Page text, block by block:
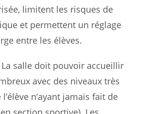
limitent les risques de
et permettent un réglage
entre les élèves.
La salle doit pouvoir accueillir
avec des niveaux très
n’ayant jamais fait de